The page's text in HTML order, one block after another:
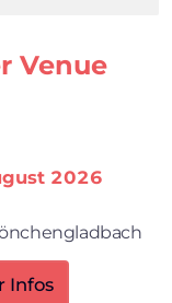
Venue
2026
Infos